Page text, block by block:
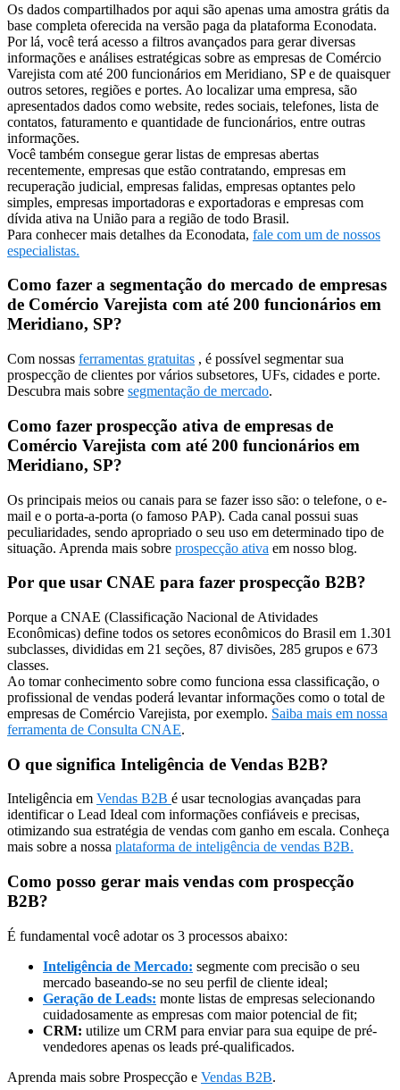
Os dados compartilhados por aqui são apenas uma amostra grátis da
base completa oferecida na versão paga da plataforma Econodata.
Por lá, você terá acesso a filtros avançados para gerar diversas
informações e análises estratégicas sobre as empresas de Comércio
Varejista com até 200 funcionários em Meridiano, SP e de quaisquer
outros setores, regiões e portes. Ao localizar uma empresa, são
apresentados dados como website, redes sociais, telefones, lista de
contatos, faturamento e quantidade de funcionários, entre outras
informações.
Você também consegue gerar listas de empresas abertas
recentemente, empresas que estão contratando, empresas em
recuperação judicial, empresas falidas, empresas optantes pelo
simples, empresas importadoras e exportadoras e empresas com
dívida ativa na União para a região de todo Brasil.
Para conhecer mais detalhes da Econodata, fale com um de nossos
especialistas.
Como fazer a segmentação do mercado de empresas
de Comércio Varejista com até 200 funcionários em
Meridiano, SP?
Com nossas ferramentas gratuitas , é possível segmentar sua
prospecção de clientes por vários subsetores, UFs, cidades e porte.
Descubra mais sobre segmentação de mercado.
Como fazer prospecção ativa de empresas de
Comércio Varejista com até 200 funcionários em
Meridiano, SP?
Os principais meios ou canais para se fazer isso são: o telefone, o e-
mail e o porta-a-porta (o famoso PAP). Cada canal possui suas
peculiaridades, sendo apropriado o seu uso em determinado tipo de
situação. Aprenda mais sobre prospecção ativa em nosso blog.
Por que usar CNAE para fazer prospecção B2B?
Porque a CNAE (Classificação Nacional de Atividades
Econômicas) define todos os setores econômicos do Brasil em 1.301
subclasses, divididas em 21 seções, 87 divisões, 285 grupos e 673
classes.
Ao tomar conhecimento sobre como funciona essa classificação, o
profissional de vendas poderá levantar informações como o total de
empresas de Comércio Varejista, por exemplo. Saiba mais em nossa
ferramenta de Consulta CNAE.
O que significa Inteligência de Vendas B2B?
Inteligência em Vendas B2B é usar tecnologias avançadas para
identificar o Lead Ideal com informações confiáveis e precisas,
otimizando sua estratégia de vendas com ganho em escala. Conheça
mais sobre a nossa plataforma de inteligência de vendas B2B.
Como posso gerar mais vendas com prospecção
B2B?
É fundamental você adotar os 3 processos abaixo:
Inteligência de Mercado: segmente com precisão o seu
mercado baseando-se no seu perfil de cliente ideal;
Geração de Leads: monte listas de empresas selecionando
cuidadosamente as empresas com maior potencial de fit;
CRM: utilize um CRM para enviar para sua equipe de pré-
vendedores apenas os leads pré-qualificados.
Aprenda mais sobre Prospecção e Vendas B2B.